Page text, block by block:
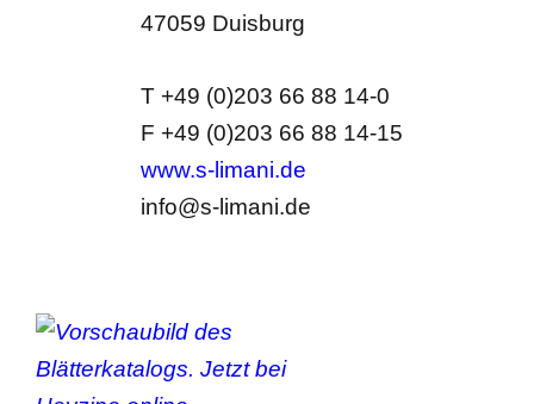
47059 Duisburg
T +49 (0)203 66 88 14-0
F +49 (0)203 66 88 14-15
www.s-limani.de
info@s-limani.de